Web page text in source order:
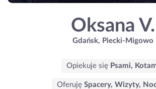
Oksana V.
Gdańsk, Piecki-Migowo
Opiekuje się Psami,
Oferuję Spacery, Wizyty,